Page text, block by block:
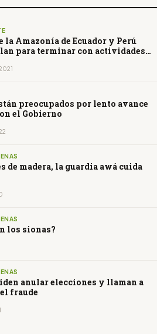
la Amazonía de Ecuador y Perú
para terminar con actividades
preocupados por lento avance
el Gobierno
de madera, la guardia awá cuida
los sionas?
anular elecciones y llaman a
fraude